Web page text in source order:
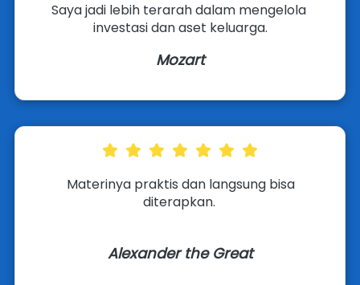
Saya jadi lebih terarah dalam mengelola
investasi dan aset keluarga.
Mozart
diterapkan.
Alexander the Great